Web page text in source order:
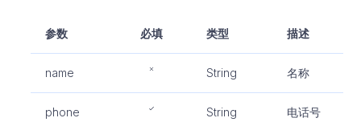
参数 必填 类型 描述
name String 名称
phone String
电话号